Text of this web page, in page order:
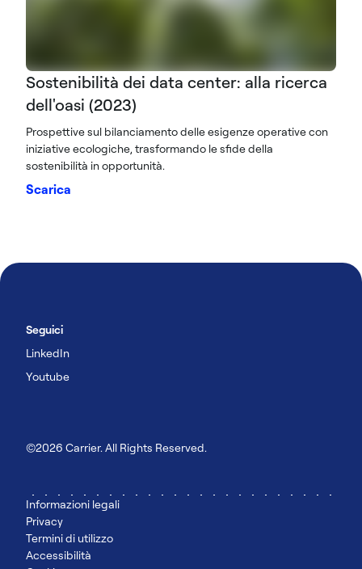
Sostenibilità dei data center: alla ricerca
dell'oasi (2023)
Prospettive sul bilanciamento delle esigenze operative con
iniziative ecologiche, trasformando le sfide della
sostenibilità in opportunità.
Scarica
Seguici
LinkedIn
Youtube
©2026 Carrier. All Rights Reserved.
Informazioni legali
Privacy
Termini di utilizzo
Accessibilità